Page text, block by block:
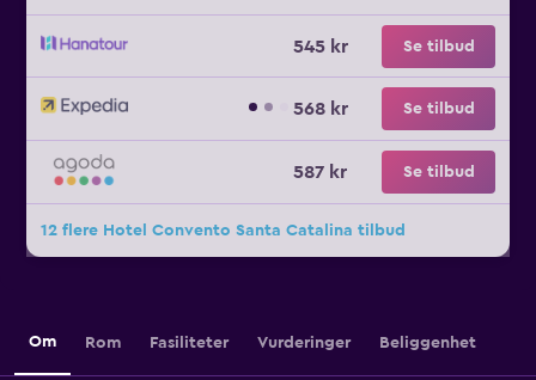
545 kr Se tilbud
568 kr Se tilbud
587 kr Se tilbud
12 flere Hotel Convento Santa Catalina tilbud
Om Rom Fasiliteter Vurderinger Beliggenhet